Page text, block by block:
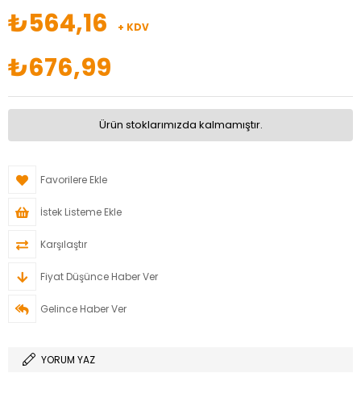
₺564,16 + KDV
₺676,99
Ürün stoklarımızda kalmamıştır.
Favorilere Ekle
İstek Listeme Ekle
Karşılaştır
Fiyat Düşünce Haber Ver
Gelince Haber Ver
YORUM YAZ